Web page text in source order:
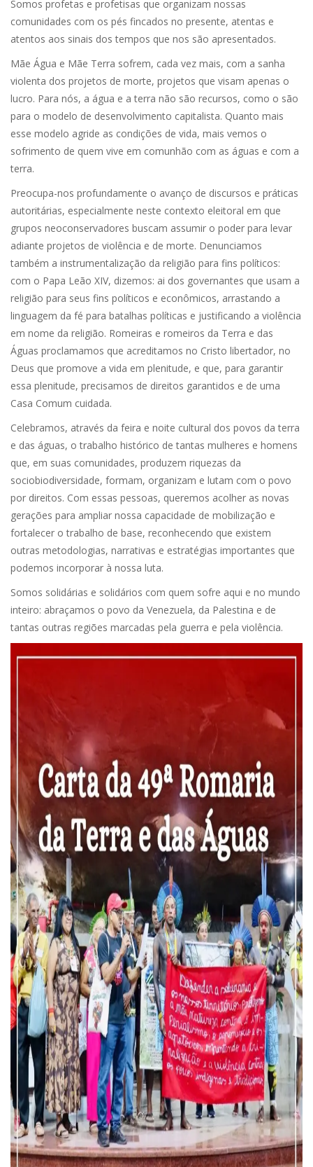
Somos profetas e profetisas que organizam nossas
comunidades com os pés fincados no presente, atentas e
atentos aos sinais dos tempos que nos são apresentados.
Mãe Água e Mãe Terra sofrem, cada vez mais, com a sanha
violenta dos projetos de morte, projetos que visam apenas o
lucro. Para nós, a água e a terra não são recursos, como o são
para o modelo de desenvolvimento capitalista. Quanto mais
esse modelo agride as condições de vida, mais vemos o
sofrimento de quem vive em comunhão com as águas e com a
terra.
Preocupa-nos profundamente o avanço de discursos e práticas
autoritárias, especialmente neste contexto eleitoral em que
grupos neoconservadores buscam assumir o poder para levar
adiante projetos de violência e de morte. Denunciamos
também a instrumentalização da religião para fins políticos:
com o Papa Leão XIV, dizemos: ai dos governantes que usam a
religião para seus fins políticos e econômicos, arrastando a
linguagem da fé para batalhas políticas e justificando a violência
em nome da religião. Romeiras e romeiros da Terra e das
Águas proclamamos que acreditamos no Cristo libertador, no
Deus que promove a vida em plenitude, e que, para garantir
essa plenitude, precisamos de direitos garantidos e de uma
Casa Comum cuidada.
Celebramos, através da feira e noite cultural dos povos da terra
e das águas, o trabalho histórico de tantas mulheres e homens
que, em suas comunidades, produzem riquezas da
sociobiodiversidade, formam, organizam e lutam com o povo
por direitos. Com essas pessoas, queremos acolher as novas
gerações para ampliar nossa capacidade de mobilização e
fortalecer o trabalho de base, reconhecendo que existem
outras metodologias, narrativas e estratégias importantes que
podemos incorporar à nossa luta.
Somos solidárias e solidários com quem sofre aqui e no mundo
inteiro: abraçamos o povo da Venezuela, da Palestina e de
tantas outras regiões marcadas pela guerra e pela violência.